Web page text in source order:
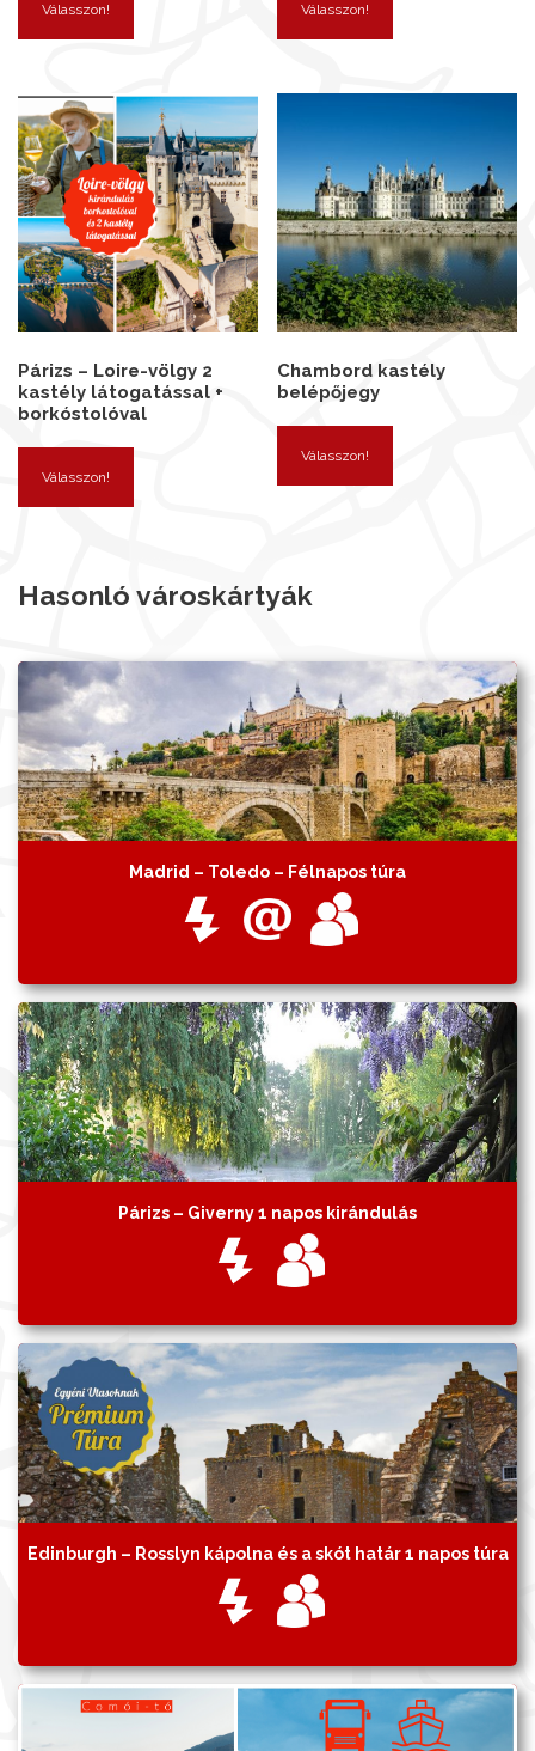
Válasszon! Válasszon!
Párizs – Loire-völgy 2
kastély látogatással +
borkóstolóval
Válasszon!
Chambord kastély
belépőjegy
Válasszon!
Hasonló városkártyák
Madrid – Toledo – Félnapos túra
Párizs – Giverny 1 napos kirándulás
Edinburgh – Rosslyn kápolna és a skót határ 1 napos túra